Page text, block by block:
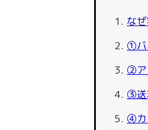
な
①バ
②ア
③送
④カ